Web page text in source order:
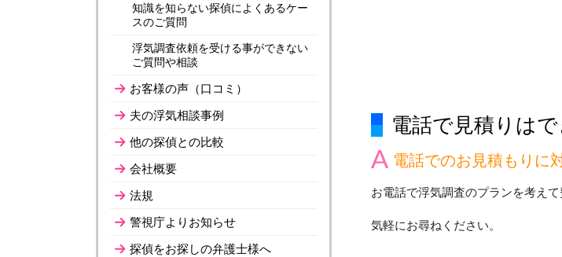
電話で見積りは
電話でのお見積もりに
お電話で浮気調査のプランを考え
気軽にお尋ねください。
知識を知らない探偵によくあるケー
スのご質問
浮気調査依頼を受ける事ができない
ご質問や相談
お客様の声（口コミ）
夫の浮気相談事例
他の探偵との比較
会社概要
法規
警視庁よりお知らせ
探偵をお探しの弁護士様へ